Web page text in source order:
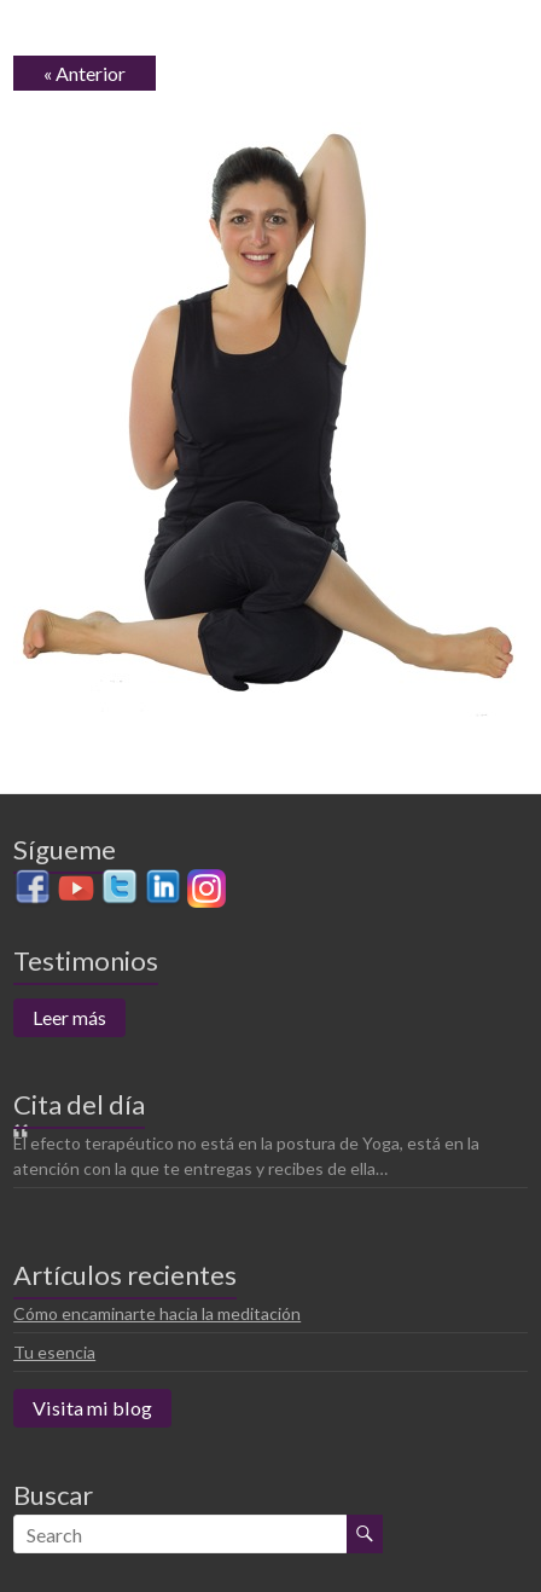
« Anterior
Sígueme
Testimonios
Leer más
Cita del día
El efecto terapéutico no está en la postura de Yoga, está en la
atención con la que te entregas y recibes de ella…
Artículos recientes
Cómo encaminarte hacia la meditación
Tu esencia
Visita mi blog
Buscar